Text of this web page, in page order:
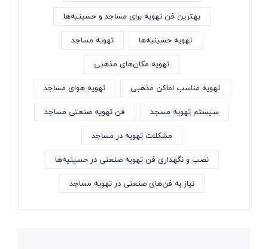
بهترین فن تهویه برای مساجد و حسینیه‌ها
تهویه حسینیه‌ها
تهویه مساجد
تهویه مکان‌های مذهبی
تهویه مناسب اماکن مذهبی
تهویه هوای مساجد
سیستم تهویه مسجد
فن تهویه صنعتی مساجد
مشکلات تهویه در مساجد
نصب و نگهداری فن تهویه صنعتی در حسینیه‌ها
نیاز به فن‌های صنعتی در تهویه مساجد